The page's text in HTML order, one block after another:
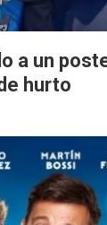
a un
hurto